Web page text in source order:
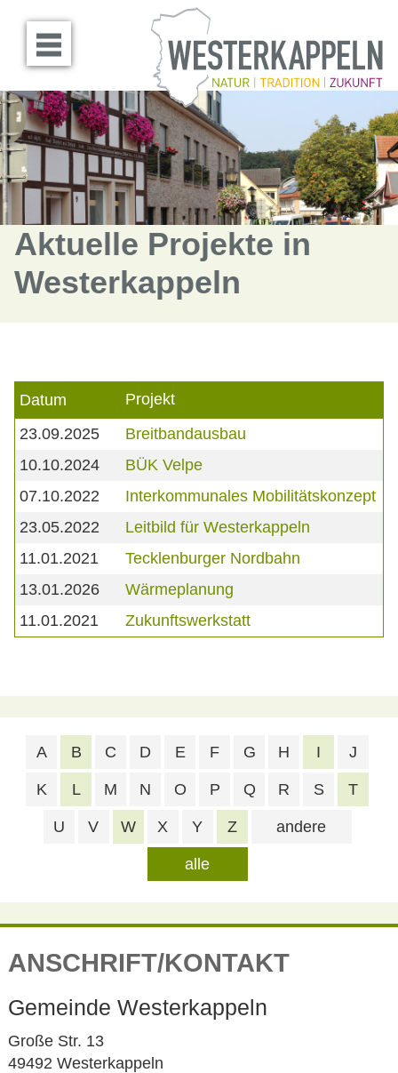
Menü öffnen
Aktuelle Projekte in
Westerkappeln
Datum
Projekt
23.09.2025
Breitbandausbau
10.10.2024
BÜK Velpe
07.10.2022
Interkommunales Mobilitätskonzept
23.05.2022
Leitbild für Westerkappeln
11.01.2021
Tecklenburger Nordbahn
13.01.2026
Wärmeplanung
11.01.2021
Zukunftswerkstatt
alle
A B C D E F G H I J
K L M N O P Q R S T
U V W X Y Z andere
ANSCHRIFT/KONTAKT
Gemeinde Westerkappeln
Große Str. 13
49492 Westerkappeln